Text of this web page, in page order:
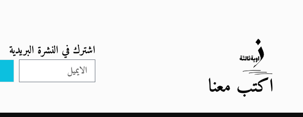
اكتب معنا
اشترك في النشرة البريدية